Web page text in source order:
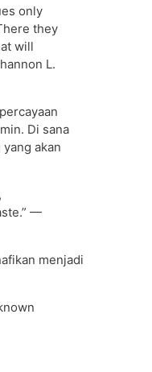
only
they
will
L.
Di sana
akan
—
menjadi